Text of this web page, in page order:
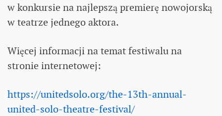
w konkursie na najlepszą premierę nowojorską
w teatrze jednego aktora.
Więcej informacji na temat festiwalu na
stronie internetowej:
https://unitedsolo.org/the-13th-annual-
united-solo-theatre-festival/